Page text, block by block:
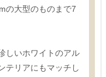
の大型のものまで7
しいホワイトのアル
テリアにもマッチし